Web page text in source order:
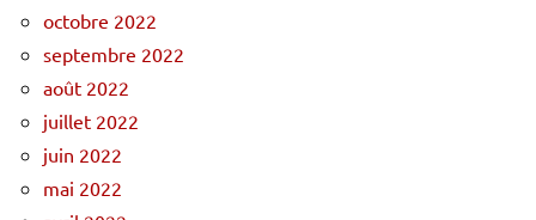
octobre 2022
septembre 2022
août 2022
juillet 2022
juin 2022
mai 2022